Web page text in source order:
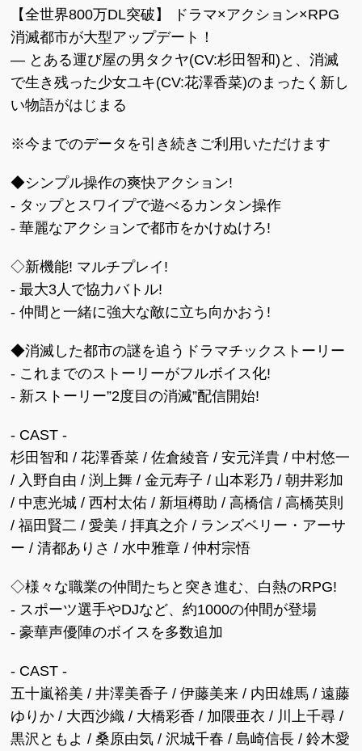
【全世界800万DL突破】 ドラマ×アクション×RPG
消滅都市が大型アップデート！
― とある運び屋の男タクヤ(CV:杉田智和)と、消滅
で生き残った少女ユキ(CV:花澤香菜)のまったく新し
い物語がはじまる
※今までのデータを引き続きご利用いただけます
◆シンプル操作の爽快アクション!
- タップとスワイプで遊べるカンタン操作
- 華麗なアクションで都市をかけぬけろ!
◇新機能! マルチプレイ!
- 最大3人で協力バトル!
- 仲間と一緒に強大な敵に立ち向かおう!
◆消滅した都市の謎を追うドラマチックストーリー
- これまでのストーリーがフルボイス化!
- 新ストーリー”2度目の消滅”配信開始!
- CAST -
杉田智和 / 花澤香菜 / 佐倉綾音 / 安元洋貴 / 中村悠一
/ 入野自由 / 渕上舞 / 金元寿子 / 山本彩乃 / 朝井彩加
/ 中恵光城 / 西村太佑 / 新垣樽助 / 高橋信 / 高橋英則
/ 福田賢二 / 愛美 / 拝真之介 / ランズベリー・アーサ
ー / 清都ありさ / 水中雅章 / 仲村宗悟
◇様々な職業の仲間たちと突き進む、白熱のRPG!
- スポーツ選手やDJなど、約1000の仲間が登場
- 豪華声優陣のボイスを多数追加
- CAST -
五十嵐裕美 / 井澤美香子 / 伊藤美来 / 内田雄馬 / 遠藤
ゆりか / 大西沙織 / 大橋彩香 / 加隈亜衣 / 川上千尋 /
黒沢ともよ / 桑原由気 / 沢城千春 / 島崎信長 / 鈴木愛